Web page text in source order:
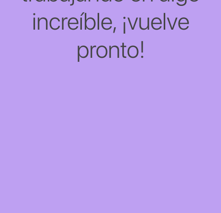
increíble, ¡vuelve
pronto!